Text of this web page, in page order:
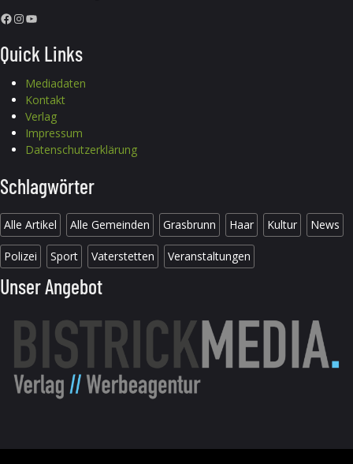
Facebook InstagramYouTube
Quick Links
Mediadaten
Kontakt
Verlag
Impressum
Datenschutzerklärung
Schlagwörter
Alle Artikel Alle Gemeinden Grasbrunn Haar Kultur News
Polizei Sport Vaterstetten Veranstaltungen
Unser Angebot